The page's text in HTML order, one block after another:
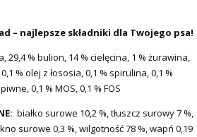
– najlepsze składniki dla Twojego psa!
29,4 % bulion, 14 % cielęcina, 1 % żurawina,
% olej z łososia, 0,1 % spirulina, 0,1 %
0,1 % MOS, 0,1 % FOS
białko surowe 10,2 %, tłuszcz surowy 7 %,
surowe 0,3 %, wilgotność 78 %, wapń 0,19